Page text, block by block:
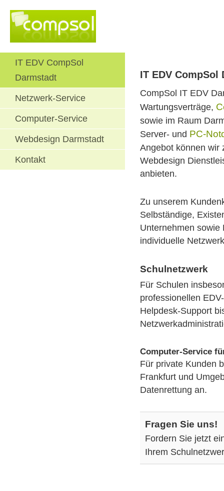
IT EDV CompSol
CompSol IT EDV
Wartungsverträge,
sowie im Raum
Server- und PC-
Angebot können wir
Webdesign
anbieten.
Zu unserem
Selbständige,
Unternehmen sowie
individuelle
Schulnetzwerk
Für Schulen
professionellen
Helpdesk-Support
Computer-Service
Für private Kunden
Frankfurt und
Datenrettung an.
Fragen Sie uns!
Fordern Sie jetzt
Ihrem
IT EDV CompSol
Darmstadt
Netzwerk-Service
Computer-Service
Webdesign Darmstadt
Kontakt